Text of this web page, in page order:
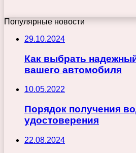
Популярные новости
29.10.2024
Как выбрать
вашего автомобиля
10.05.2022
Порядок получения
удостоверения
22.08.2024